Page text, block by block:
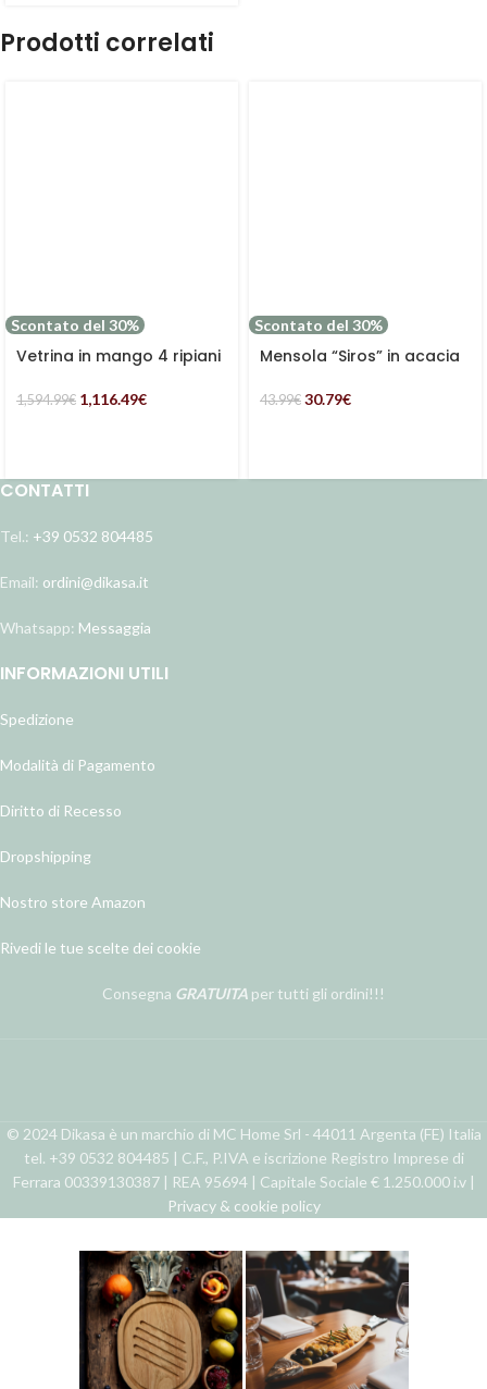
Prodotti correlati
Scontato del 30%
Vetrina in mango 4 ripiani
1,594.99€ 1,116.49€
Scontato del 30%
Mensola “Siros” in acacia
43.99€ 30.79€
CONTATTI
Tel.: +39 0532 804485
Email: ordini@dikasa.it
Whatsapp: Messaggia
INFORMAZIONI UTILI
Spedizione
Modalità di Pagamento
Diritto di Recesso
Dropshipping
Nostro store Amazon
Rivedi le tue scelte dei cookie
Consegna GRATUITA per tutti gli ordini!!!
© 2024 Dikasa è un marchio di MC Home Srl - 44011 Argenta (FE) Italia
tel. +39 0532 804485 | C.F., P.IVA e iscrizione Registro Imprese di
Ferrara 00339130387 | REA 95694 | Capitale Sociale € 1.250.000 i.v |
Privacy & cookie policy